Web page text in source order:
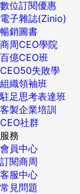
數位訂閱優惠
電子雜誌(Zinio)
暢銷圖書
商周CEO學院
百億CEO班
CEO50失敗學
組織領袖班
駐足思考表達班
客製企業培訓
CEO社群
服務
會員中心
訂閱商周
客服中心
常見問題